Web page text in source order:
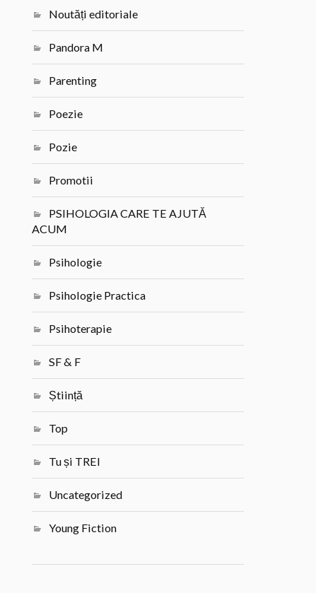
Noutăți editoriale
Pandora M
Parenting
Poezie
Pozie
Promotii
PSIHOLOGIA CARE TE AJUTĂ
ACUM
Psihologie
Psihologie Practica
Psihoterapie
SF & F
Știință
Top
Tu și TREI
Uncategorized
Young Fiction